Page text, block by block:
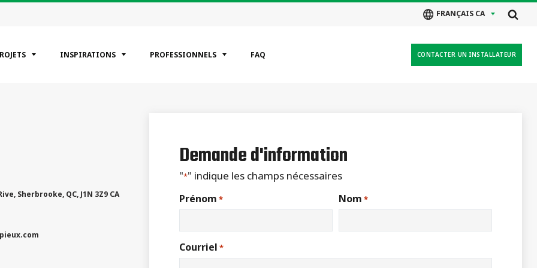
FRANÇAIS CA
INSPIRATIONS PROFESSIONNELS FAQ CONTACTER UN INSTALLATEUR
, Sherbrooke, QC, J1N 3Z9 CA
Demande d'information
"*" indique les champs nécessaires
Prénom * Nom *
Courriel *